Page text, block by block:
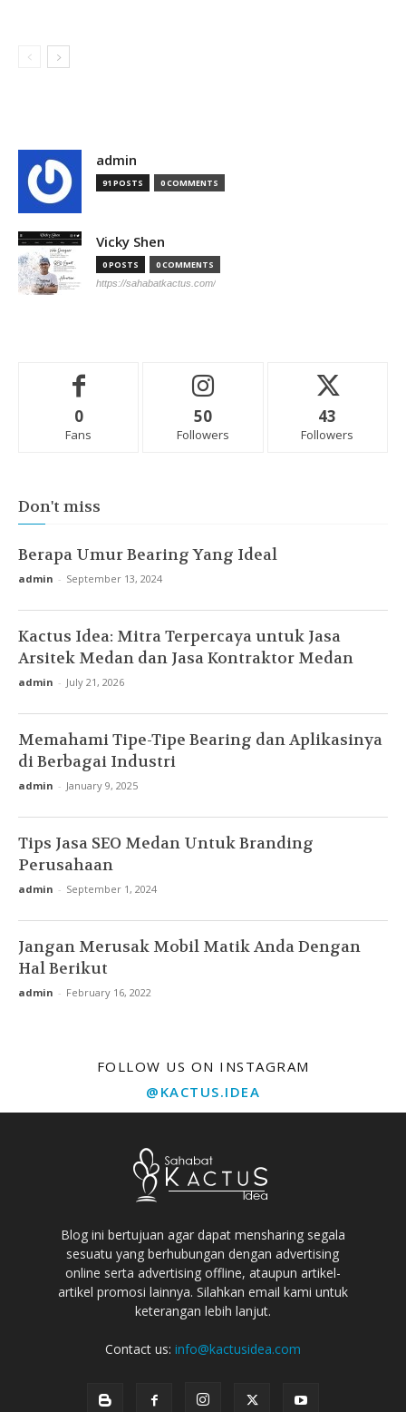
admin
91 POSTS 0 COMMENTS
Vicky Shen
0 POSTS 0 COMMENTS
https://sahabatkactus.com/
0
Fans
50
Followers
43
Followers
Don't miss
Berapa Umur Bearing Yang Ideal
admin - September 13, 2024
Kactus Idea: Mitra Terpercaya untuk Jasa
Arsitek Medan dan Jasa Kontraktor Medan
admin - July 21, 2026
Memahami Tipe-Tipe Bearing dan Aplikasinya
di Berbagai Industri
admin - January 9, 2025
Tips Jasa SEO Medan Untuk Branding
Perusahaan
admin - September 1, 2024
Jangan Merusak Mobil Matik Anda Dengan
Hal Berikut
admin - February 16, 2022
FOLLOW US ON INSTAGRAM
@KACTUS.IDEA
Blog ini bertujuan agar dapat mensharing segala
sesuatu yang berhubungan dengan advertising
online serta advertising offline, ataupun artikel-
artikel promosi lainnya. Silahkan email kami untuk
keterangan lebih lanjut.
Contact us: info@kactusidea.com